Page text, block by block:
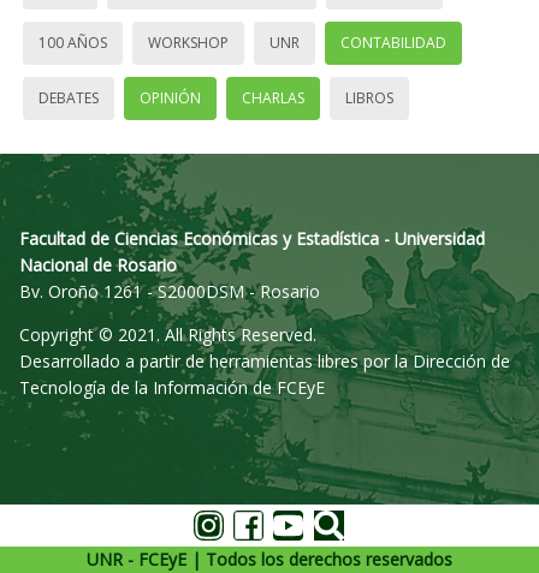
100 AÑOS WORKSHOP UNR CONTABILIDAD
DEBATES OPINIÓN CHARLAS LIBROS
Facultad de Ciencias Económicas y Estadística - Universidad
Nacional de Rosario
Bv. Oroño 1261 - S2000DSM - Rosario
Copyright © 2021. All Rights Reserved.
Desarrollado a partir de herramientas libres por la Dirección de
Tecnología de la Información de FCEyE
UNR - FCEyE | Todos los derechos reservados